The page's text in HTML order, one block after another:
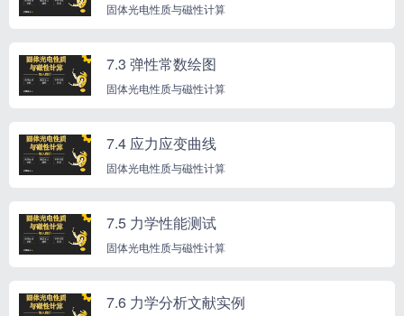
固体光电性质与磁性计算
7.3 弹性常数绘图
固体光电性质与磁性计算
7.4 应力应变曲线
固体光电性质与磁性计算
7.5 力学性能测试
固体光电性质与磁性计算
7.6 力学分析文献实例